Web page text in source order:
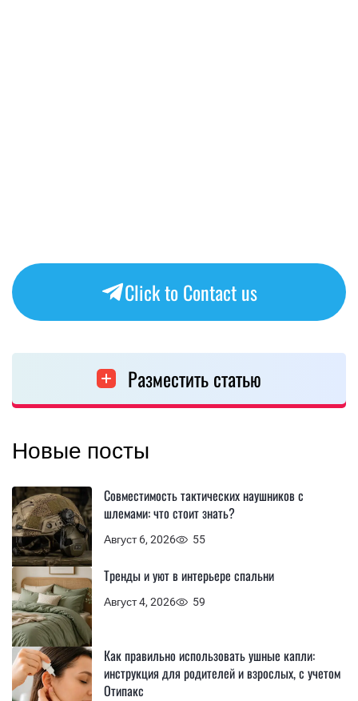
Click to Contact us
Разместить статью
Новые посты
Август 6, 2026 55
Совместимость тактических наушников с
шлемами: что стоит знать?
Август 4, 2026 59
Тренды и уют в интерьере спальни
Как правильно использовать ушные капли:
инструкция для родителей и взрослых, с учетом
Отипакс